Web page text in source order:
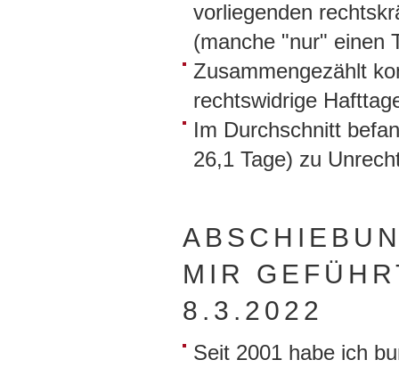
vorliegenden
(manche "nur" einen
Zusammengezählt
rechtswidrige
Im Durchschnitt
26,1 Tage) zu
MIR
8.3.2022
Seit 2001 habe ich